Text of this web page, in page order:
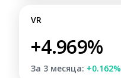
VR
+4.969%
За 3 месяца: +0.162%